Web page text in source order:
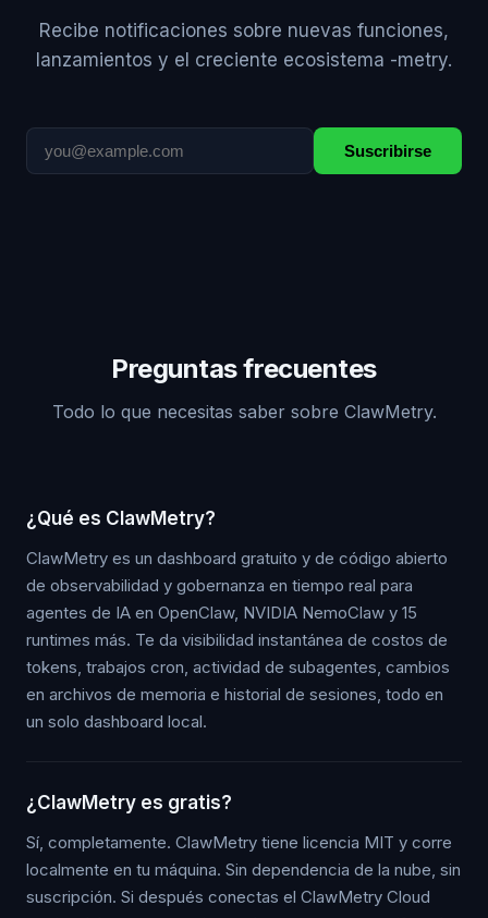
Recibe notificaciones sobre nuevas funciones,
lanzamientos y el creciente ecosistema -metry.
Suscribirse
Preguntas frecuentes
Todo lo que necesitas saber sobre ClawMetry.
¿Qué es ClawMetry?
ClawMetry es un dashboard gratuito y de código abierto
de observabilidad y gobernanza en tiempo real para
agentes de IA en OpenClaw, NVIDIA NemoClaw y 15
runtimes más. Te da visibilidad instantánea de costos de
tokens, trabajos cron, actividad de subagentes, cambios
en archivos de memoria e historial de sesiones, todo en
un solo dashboard local.
¿ClawMetry es gratis?
Sí, completamente. ClawMetry tiene licencia MIT y corre
localmente en tu máquina. Sin dependencia de la nube, sin
suscripción. Si después conectas el ClawMetry Cloud